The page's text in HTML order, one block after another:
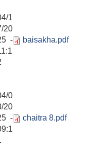
1
20
-
baisakha.pdf
0
20
-
chaitra 8.pdf